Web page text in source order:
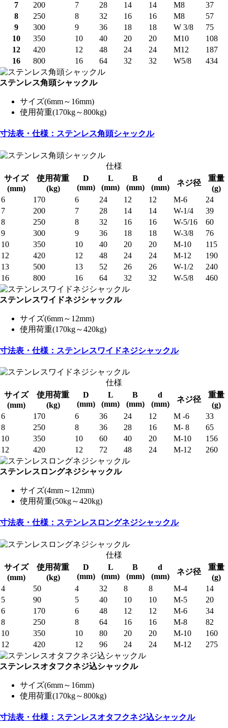
7
200 7 28 14 14 M8
37
8
250 8 32 16 16 M8
57
9
300 9 36 18 18 W 3/8
75
10
350 10 40 20 20 M10
108
12
420 12 48 24 24 M12
187
16
800 16 64 32 32 W5/8 434
ステンレス角頭シャックル
サイズ(6mm～16mm)
使用荷重(170kg～800kg)
寸法表・仕様：ステンレス角頭シャックル
仕様
サイズ
(mm)
使用荷重
(kg)
D
(mm)
L
(mm)
B
(mm)
d
(mm)
ネジ径
重量
(g)
6
170 6 24 12 12 M-6
24
7
200 7 28 14 14 W-1/4
39
8
250 8 32 16 16 W-5/16
60
9
300 9 36 18 18 W-3/8
76
10
350 10 40 20 20 M-10
115
12
420 12 48 24 24 M-12
190
13
500 13 52 26 26 W-1/2
240
16
800 16 64 32 32 W-5/8 460
ステンレスワイドネジシャックル
サイズ(6mm～12mm)
使用荷重(170kg～420kg)
寸法表・仕様：ステンレスワイドネジシャックル
仕様
サイズ
(mm)
使用荷重
(kg)
D
(mm)
L
(mm)
B
(mm)
d
(mm)
ネジ径
重量
(g)
6
170 6 36 24 12 M -6
33
8
250 8 36 28 16 M- 8
65
10
350 10 60 40 20 M-10
156
12
420 12 72 48 24 M-12 260
ステンレスロングネジシャックル
サイズ(4mm～12mm)
使用荷重(50kg～420kg)
寸法表・仕様：ステンレスロングネジシャックル
仕様
サイズ
(mm)
使用荷重
(kg)
D
(mm)
L
(mm)
B
(mm)
d
(mm)
ネジ径
重量
(g)
4
50 4 32 8 8 M-4
14
5
90 5 40 10 10 M-5
20
6
170 6 48 12 12 M-6
34
8
250 8 64 16 16 M-8
82
10
350 10 80 20 20 M-10
160
12
420 12 96 24 24 M-12 275
ステンレスオタフクネジ込シャックル
サイズ(6mm～16mm)
使用荷重(170kg～800kg)
寸法表・仕様：ステンレスオタフクネジ込シャックル